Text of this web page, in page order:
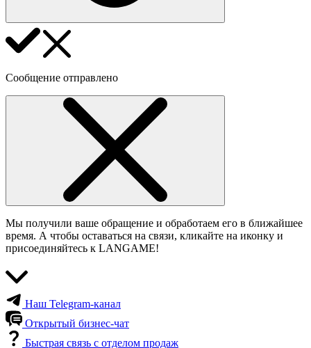
Сообщение отправлено
Мы получили ваше обращение и обработаем его в ближайшее
время. А чтобы оставаться на связи, кликайте на иконку и
присоединяйтесь к LANGAME!
Наш Telegram-канал
Открытый бизнес-чат
Быстрая связь с отделом продаж